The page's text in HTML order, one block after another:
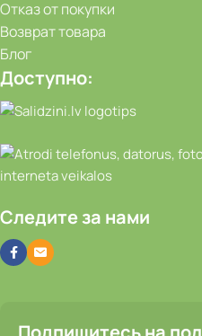
Отказ от покупки
Возврат товара
Блог
Доступно:
Следите за нами